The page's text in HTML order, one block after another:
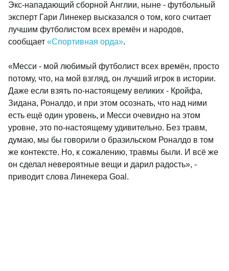
Экс-нападающий сборной Англии, ныне - футбольный
эксперт Гари Линекер высказался о том, кого считает
лучшим футболистом всех времён и народов,
сообщает «Спортивная орда».
«Месси - мой любимый футболист всех времён, просто
потому, что, на мой взгляд, он лучший игрок в истории.
Даже если взять по-настоящему великих - Кройфа,
Зидана, Роналдо, и при этом осознать, что над ними
есть ещё один уровень, и Месси очевидно на этом
уровне, это по-настоящему удивительно. Без травм,
думаю, мы бы говорили о бразильском Роналдо в том
же контексте. Но, к сожалению, травмы были. И всё же
он сделал невероятные вещи и дарил радость», -
приводит слова Линекера Goal.